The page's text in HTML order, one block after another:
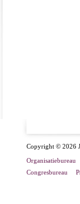
Copyright © 2026
Organisatiebureau
Congresbureau